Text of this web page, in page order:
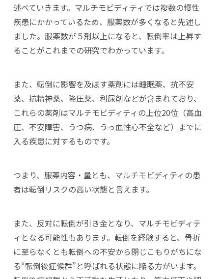
述べていきます。マルチモビディティでは複数の慢性
疾患にかかっているため、服薬数が多くなると先述し
ました。服薬数が５剤以上になると、転倒率は上昇す
ることがこれまでの研究でわかっています。
また、転倒に影響を及ぼす薬剤には睡眠薬、抗不安
薬、抗精神薬、降圧薬、利尿剤などが含まれており、
これらの薬剤はマルチモビディティの上位20位（高血
圧、不安障害、うつ病、うっ血性心不全など）までに
入る疾患に対するものです。
つまり、服薬内容・量とも、マルチモビディティの患
者は転倒リスクの高い状態と言えます。
また、反対に転倒が引き金となり、マルチモビディテ
ィとなる可能性もあります。転倒を経験すると、骨折
に至らなくとも転倒への不安から閉じこもりがちにな
る“転倒後症候群”と呼ばれる状態に陥る方がいます。